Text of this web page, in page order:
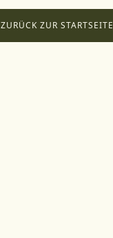
ZURÜCK ZUR STARTSEITE